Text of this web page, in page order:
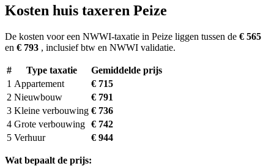
Kosten huis taxeren Peize
De kosten voor een NWWI-taxatie in Peize liggen tussen de € 565
en € 793 , inclusief btw en NWWI validatie.
# Type taxatie
Gemiddelde prijs
1 Appartement
€ 715
2 Nieuwbouw
€ 791
3 Kleine verbouwing € 736
4 Grote verbouwing € 742
5 Verhuur € 944
Wat bepaalt de prijs: